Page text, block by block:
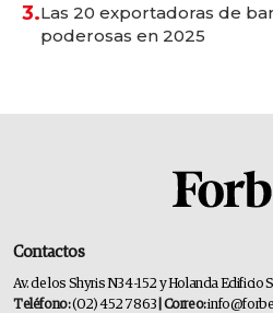
3.Las 20 exportadoras de
poderosas en 2025
Contactos
Av. de los Shyris N34-152 y Holanda Edificio
Teléfono:(02) 452 7863 | Correo: